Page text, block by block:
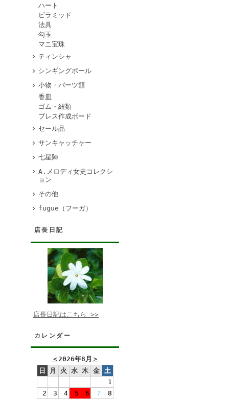
ハート
ピラミッド
法具
勾玉
マニ宝珠
ティンシャ
シンギングボール
小物・パーツ類
香皿
ゴム・紐類
ブレス作成ボード
セール品
サンキャッチャー
七星陣
A.メロディ女史コレクシ
ョン
その他
fugue（フーガ）
店長日記
店長日記はこちら >>
カレンダー
＜2026年8月 ＞
日
月 火 水 木 金
土
1
2
3 4 5 6 7 8